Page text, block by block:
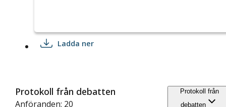
Ladda ner
Protokoll från debatten
Anföranden: 20
Protokoll från
debatten